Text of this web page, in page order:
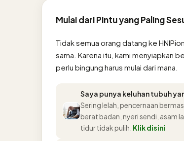
Mulai dari Pintu yang Paling
Tidak semua orang datang ke
sama. Karena itu, kami menyiapkan
perlu bingung harus mulai dari mana.
Saya punya keluhan tubuh
Sering lelah, pencernaan
berat badan, nyeri sendi, asam
tidur tidak pulih. Klik disini